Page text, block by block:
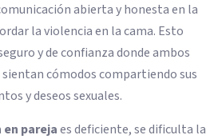
abierta y honesta en la
la violencia en la cama. Esto
y de confianza donde ambos
cómodos compartiendo sus
y deseos sexuales.
parejaes deficiente, se dificulta la